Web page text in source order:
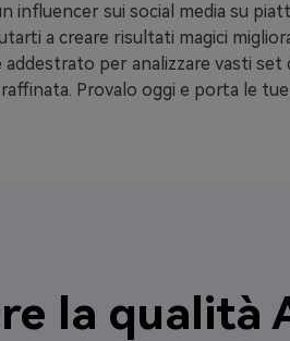
influencer sui social media su
a creare risultati magici
per analizzare vasti set
Provalo oggi e porta le
la qualità